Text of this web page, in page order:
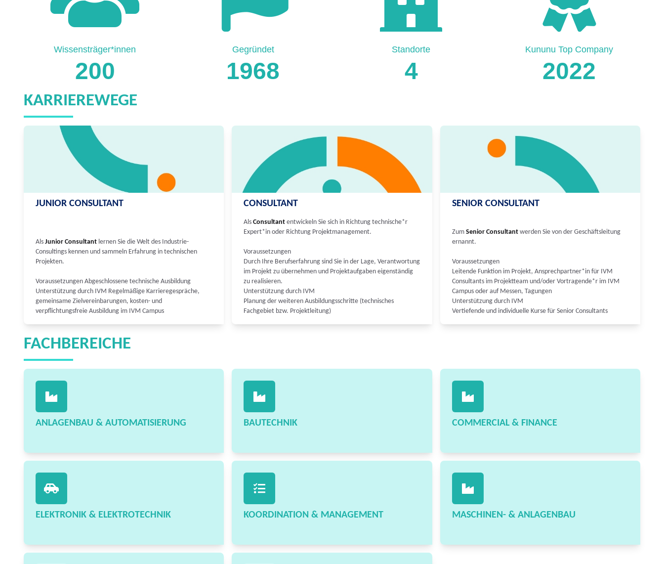
200
Wissensträger*innen
1968
Gegründet
4
Standorte
2022
Kununu Top Company
KARRIEREWEGE
JUNIOR CONSULTANT
Als Junior Consultant lernen Sie die Welt des Industrie-
Consultings kennen und sammeln Erfahrung in technischen
Projekten.
Voraussetzungen Abgeschlossene technische Ausbildung
Unterstützung durch IVM Regelmäßige Karrieregespräche,
gemeinsame Zielvereinbarungen, kosten- und
verpflichtungsfreie Ausbildung im IVM Campus
CONSULTANT
AlsConsultantentwickeln Sie sich in Richtung technische*r
Expert*in oder Richtung Projektmanagement.
Voraussetzungen
Durch Ihre Berufserfahrung sind Sie in der Lage, Verantwortung
im Projekt zu übernehmen und Projektaufgaben eigenständig
zu realisieren.
Unterstützung durch IVM
Planung der weiteren Ausbildungsschritte (technisches
Fachgebiet bzw. Projektleitung)
SENIOR CONSULTANT
Zum Senior Consultant werden Sie von der Geschäftsleitung
ernannt.
Voraussetzungen
Leitende Funktion im Projekt, Ansprechpartner*in für IVM
Consultants im Projektteam und/oder Vortragende*r im IVM
Campus oder auf Messen, Tagungen
Unterstützung durch IVM
Vertiefende und individuelle Kurse für Senior Consultants
FACHBEREICHE
ANLAGENBAU & AUTOMATISIERUNG BAUTECHNIK COMMERCIAL & FINANCE
ELEKTRONIK & ELEKTROTECHNIK KOORDINATION & MANAGEMENT MASCHINEN- & ANLAGENBAU